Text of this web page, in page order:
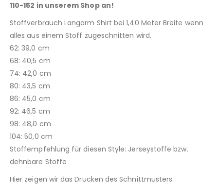
110-152 in unserem Shop an!
Stoffverbrauch Langarm Shirt bei 1,40 Meter Breite wenn
alles aus einem Stoff zugeschnitten wird.
62: 39,0 cm
68: 40,5 cm
74: 42,0 cm
80: 43,5 cm
86: 45,0 cm
92: 46,5 cm
98: 48,0 cm
104: 50,0 cm
Stoffempfehlung für diesen Style: Jerseystoffe bzw.
dehnbare Stoffe
Hier zeigen wir das Drucken des Schnittmusters.